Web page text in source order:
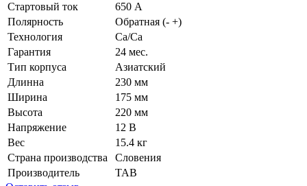
Стартовый ток
650 А
Полярность
Обратная (- +)
Технология
Ca/Ca
Гарантия
24 мес.
Тип корпуса
Азиатский
Длинна
230 мм
Ширина
175 мм
Высота
220 мм
Напряжение
12 В
Вес
15.4 кг
Страна производства
Словения
Производитель
TAB